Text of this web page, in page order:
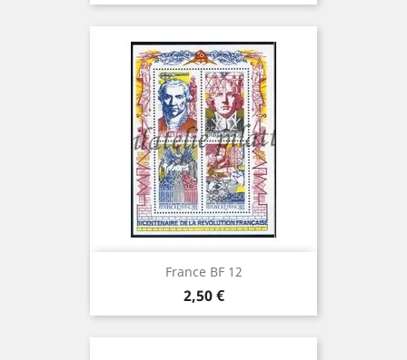
France BF 12
Prix
2,50 €